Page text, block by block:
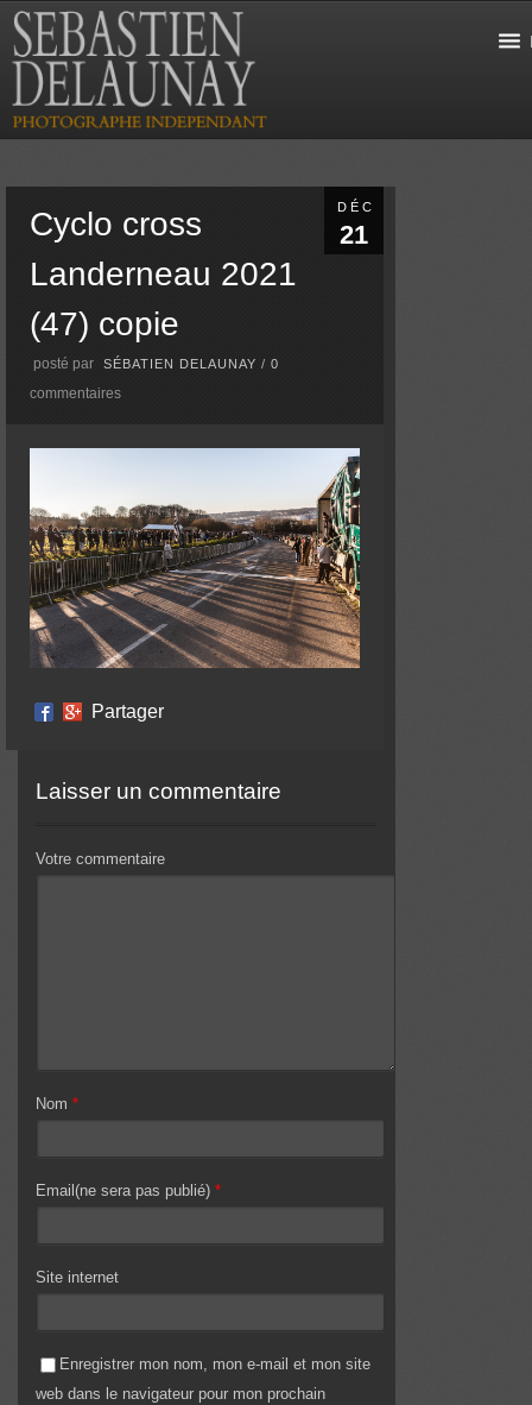
DÉC
21
Cyclo cross
Landerneau 2021
(47) copie
posté par SÉBATIEN DELAUNAY /0
commentaires
Partager
Laisser un commentaire
Votre commentaire
Nom *
Email(ne sera pas publié) *
Site internet
Enregistrer mon nom, mon e-mail et mon site
web dans le navigateur pour mon prochain